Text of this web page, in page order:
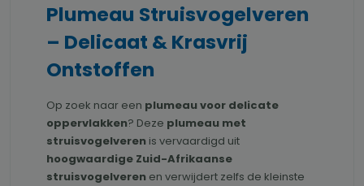
Plumeau Struisvogelveren
– Delicaat & Krasvrij
Ontstoffen
Op zoek naar een plumeau voor delicate
oppervlakken? Deze plumeau met
struisvogelveren is vervaardigd uit
hoogwaardige Zuid-Afrikaanse
struisvogelveren en verwijdert zelfs de kleinste